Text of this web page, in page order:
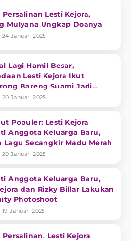
Persalinan Lesti Kejora,
Mulyana Ungkap Doanya
24 Januari 2025
Lagi Hamil Besar,
Lesti Kejora Ikut
Bareng Suami Jadi
20 Januari 2025
Populer: Lesti Kejora
Anggota Keluarga Baru,
Lagu Secangkir Madu Merah
20 Januari 2025
Anggota Keluarga Baru,
dan Rizky Billar Lakukan
Photoshoot
19 Januari 2025
Lesti Kejora